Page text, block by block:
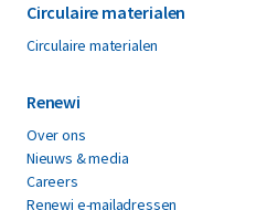
Circulaire materialen
Circulaire materialen
Renewi
Over ons
Nieuws & media
Careers
Renewi e-mailadressen